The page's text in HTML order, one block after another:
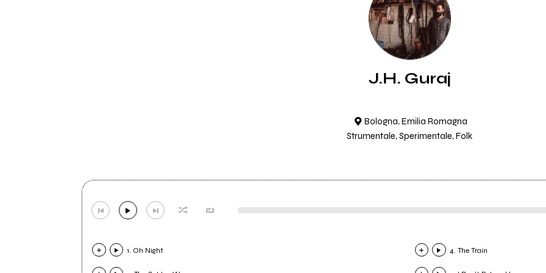
J.H. Guraj
Bologna, Emilia Romagna
Strumentale, Sperimentale, Folk
1. Oh Night 4. The Train